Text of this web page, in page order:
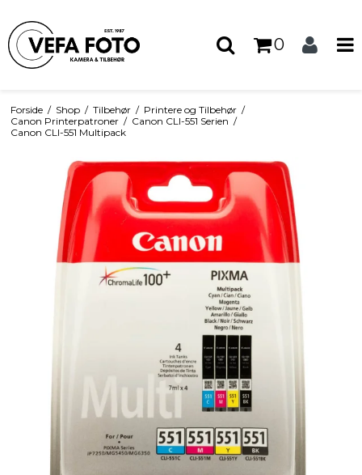
0
Forside / Shop / Tilbehør / Printere og Tilbehør /
Canon Printerpatroner / Canon CLI-551 Serien /
Canon CLI-551 Multipack